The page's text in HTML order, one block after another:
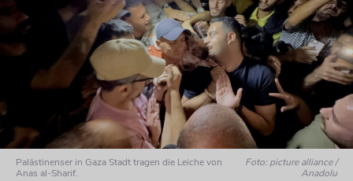
Palästinenser in Gaza Stadt tragen die Leiche von
Anas al-Sharif.
Foto: picture alliance /
Anadolu